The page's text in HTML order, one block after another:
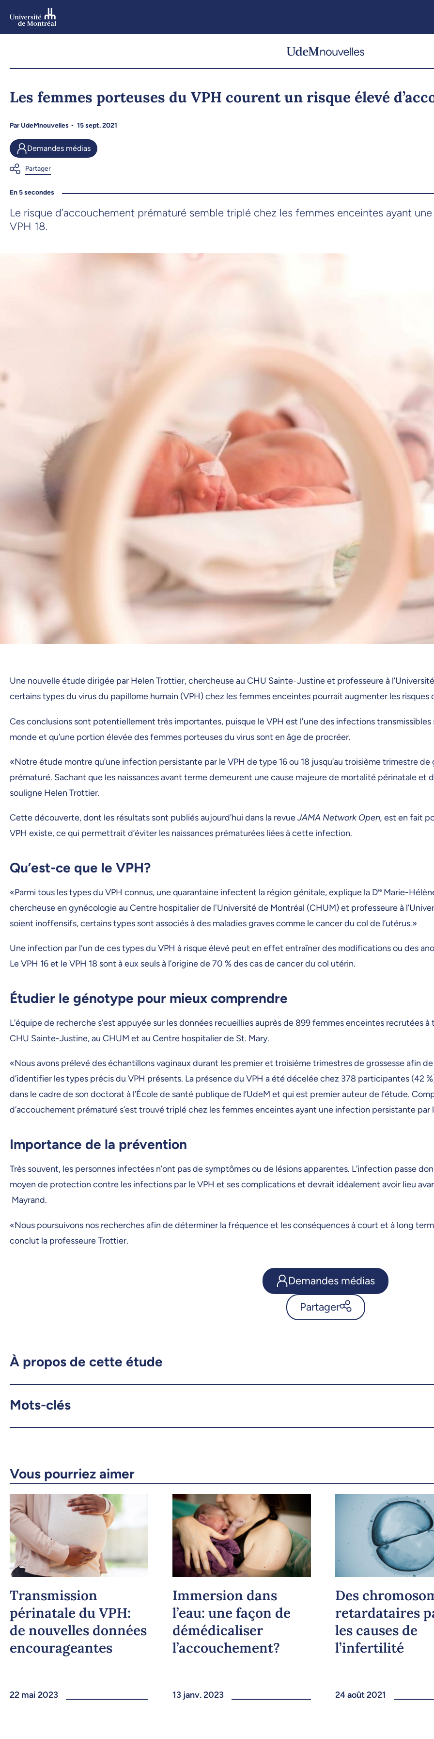
Les femmes porteuses du VPH courent un risque élevé
ParUdeMnouvelles 15 sept. 2021
Demandes médias
En 5 secondes
Le risque d’accouchement prématuré semble triplé chez les femmes enceintes ayant
VPH 18.
Une nouvelle étude dirigée par Helen Trottier, chercheuse au CHU Sainte-Justine et professeure à
certains types du virus du papillome humain (VPH) chez les femmes enceintes pourrait augmenter les
Ces conclusions sont potentiellement très importantes, puisque le VPH est l'une des infections
monde et qu’une portion élevée des femmes porteuses du virus sont en âge de procréer.
«Notre étude montre qu’une infection persistante par le VPH de type 16 ou 18 jusqu’au troisième trimestre
prématuré. Sachant que les naissances avant terme demeurent une cause majeure de mortalité périnatale
souligne Helen Trottier.
Cette découverte, dont les résultats sont publiés aujourd’hui dans la revueJAMA Network Open, est en fait
VPH existe, ce qui permettrait d’éviter les naissances prématurées liées à cette infection.
Qu’est-ce que le VPH?
«Parmi tous les types du VPH connus, une quarantaine infectent la région génitale, explique la Dre Marie-
chercheuse en gynécologie au Centre hospitalier de l'Université de Montréal (CHUM) et professeure à
soient inoffensifs, certains types sont associés à des maladies graves comme le cancer du col de l’utérus.»
Une infection par l'un de ces types du VPH à risque élevé peut en effet entraîner des modifications ou des
Le VPH 16 et le VPH 18 sont à eux seuls à l’origine de 70 % des cas de cancer du col utérin.
Étudier le génotype pour mieux comprendre
L’équipe de recherche s’est appuyée sur les données recueillies auprès de 899 femmes enceintes recrutées
CHU Sainte-Justine, au CHUM et au Centre hospitalier de St. Mary.
«Nous avons prélevé des échantillons vaginaux durant les premier et troisième trimestres de grossesse afin
d’identifier les types précis du VPH présents. La présence du VPH a été décelée chez 378 participantes (42
dans le cadre de son doctorat à l’École de santé publique de l’UdeM et qui est premier auteur de l’étude.
d’accouchement prématuré s’est trouvé triplé chez les femmes enceintes ayant une infection persistante par
Importance de la prévention
Très souvent, les personnes infectées n’ont pas de symptômes ou de lésions apparentes. L’infection passe
moyen de protection contre les infections par le VPH et ses complications et devrait idéalement avoir lieu
Mayrand.
«Nous poursuivons nos recherches afin de déterminer la fréquence et les conséquences à court et à long
conclut la professeure Trottier.
Demandes médias
Partager
À propos de cette étude
Mots-clés
Vous pourriez aimer
Transmission
périnatale du VPH:
de nouvelles données
encourageantes
22 mai 2023
Immersion dans
l’eau: une façon de
démédicaliser
l’accouchement?
13 janv. 2023
Des
retardataires
les causes de
l’infertilité
24 août 2021